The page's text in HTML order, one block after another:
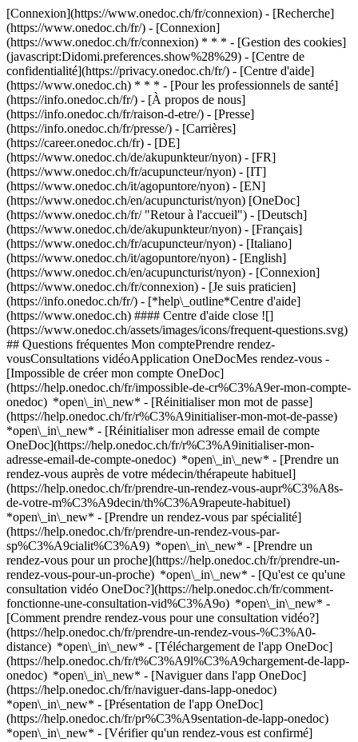
[Connexion](https://www.onedoc.ch/fr/connexion) - [Recherche]
(https://www.onedoc.ch/fr/) - [Connexion]
(https://www.onedoc.ch/fr/connexion) * * * - [Gestion des cookies]
(javascript:Didomi.preferences.show%28%29) - [Centre de
confidentialité](https://privacy.onedoc.ch/fr/) - [Centre d'aide]
(https://www.onedoc.ch) * * * - [Pour les professionnels de santé]
(https://info.onedoc.ch/fr/) - [À propos de nous]
(https://info.onedoc.ch/fr/raison-d-etre/) - [Presse]
(https://info.onedoc.ch/fr/presse/) - [Carrières]
(https://career.onedoc.ch/fr) - [DE]
(https://www.onedoc.ch/de/akupunkteur/nyon) - [FR]
(https://www.onedoc.ch/fr/acupuncteur/nyon) - [IT]
(https://www.onedoc.ch/it/agopuntore/nyon) - [EN]
(https://www.onedoc.ch/en/acupuncturist/nyon) [OneDoc]
(https://www.onedoc.ch/fr/ "Retour à l'accueil") - [Deutsch]
(https://www.onedoc.ch/de/akupunkteur/nyon) - [Français]
(https://www.onedoc.ch/fr/acupuncteur/nyon) - [Italiano]
(https://www.onedoc.ch/it/agopuntore/nyon) - [English]
(https://www.onedoc.ch/en/acupuncturist/nyon) - [Connexion]
(https://www.onedoc.ch/fr/connexion) - [Je suis praticien]
(https://info.onedoc.ch/fr/) - [*help\_outline*Centre d'aide]
(https://www.onedoc.ch) #### Centre d'aide close ![]
(https://www.onedoc.ch/assets/images/icons/frequent-questions.svg)
## Questions fréquentes Mon comptePrendre rendez-
vousConsultations vidéoApplication OneDocMes rendez-vous -
[Impossible de créer mon compte OneDoc]
(https://help.onedoc.ch/fr/impossible-de-cr%C3%A9er-mon-compte-
onedoc) *open\_in\_new* - [Réinitialiser mon mot de passe]
(https://help.onedoc.ch/fr/r%C3%A9initialiser-mon-mot-de-passe)
*open\_in\_new* - [Réinitialiser mon adresse email de compte
OneDoc](https://help.onedoc.ch/fr/r%C3%A9initialiser-mon-
adresse-email-de-compte-onedoc) *open\_in\_new* - [Prendre un
rendez-vous auprès de votre médecin/thérapeute habituel]
(https://help.onedoc.ch/fr/prendre-un-rendez-vous-aupr%C3%A8s-
de-votre-m%C3%A9decin/th%C3%A9rapeute-habituel)
*open\_in\_new* - [Prendre un rendez-vous par spécialité]
(https://help.onedoc.ch/fr/prendre-un-rendez-vous-par-
sp%C3%A9cialit%C3%A9) *open\_in\_new* - [Prendre un
rendez-vous pour un proche](https://help.onedoc.ch/fr/prendre-un-
rendez-vous-pour-un-proche) *open\_in\_new* - [Qu'est ce qu'une
consultation vidéo OneDoc?](https://help.onedoc.ch/fr/comment-
fonctionne-une-consultation-vid%C3%A9o) *open\_in\_new* -
[Comment prendre rendez-vous pour une consultation vidéo?]
(https://help.onedoc.ch/fr/prendre-un-rendez-vous-%C3%A0-
distance) *open\_in\_new* - [Téléchargement de l'app OneDoc]
(https://help.onedoc.ch/fr/t%C3%A9l%C3%A9chargement-de-lapp-
onedoc) *open\_in\_new* - [Naviguer dans l'app OneDoc]
(https://help.onedoc.ch/fr/naviguer-dans-lapp-onedoc)
*open\_in\_new* - [Présentation de l'app OneDoc]
(https://help.onedoc.ch/fr/pr%C3%A9sentation-de-lapp-onedoc)
*open\_in\_new* - [Vérifier qu'un rendez-vous est confirmé](https://help.onedoc.ch/fr/v%C3%A9rifier-quun-rendez-vous-est-confirm%C3%A9) *open\_in\_new* - [Annuler un rendez-vous pris en ligne sur OneDoc](https://help.onedoc.ch/fr/annuler-un-rendez-vous-pris-en-ligne-sur-onedoc) *open\_in\_new* - [Je ne reçois pas de confirmation de rendez-vous](https://help.onedoc.ch/fr/je-ne-re%C3%A7ois-pas-de-confirmation-de-rendez-vous) *open\_in\_new* [Voir tous nos articles *open\_in\_new*](https://help.onedoc.ch/fr/) close ## Modifier votre recherche ![Maison avec un signe plus annonçant qu’une consultation peut être effectuée sur place](https://www.onedoc.ch/assets/images/icons/on-site.svg) Sur place ![Caméra avec un symbole lecture annonçant qu’une consultation peut être effectuée à distance en vidéo](https://www.onedoc.ch/assets/images/icons/remote.svg) À distance Rechercher #### Spécialités #### Praticiens #### Établissements edit Acupuncteur à Nyon tune Filtrer par Nouveaux patients*keyboard\_arrow\_down* - Acceptés*check\_circle* Langue parlée*keyboard\_arrow\_down* - Allemand*check\_circle* - Anglais*check\_circle* - Arabe*check\_circle* - Chinois*check\_circle* - Croate*check\_circle* - Espagnol*check\_circle* - Français*check\_circle* - Hindi*check\_circle* - Italien*check\_circle* - Japonais*check\_circle* - Letton*check\_circle* - Persan*check\_circle* - Polonais*check\_circle* - Portugais*check\_circle* - Russe*check\_circle* - Serbe*check\_circle* - Slovaque*check\_circle* - Tchèque*check\_circle* - Turc*check\_circle* - Vietnamien*check\_circle* Sexe*keyboard\_arrow\_down* - Femme*check\_circle* - Homme*check\_circle* Réseau*keyboard\_arrow\_down* - ASCA*check\_circle* - RME*check\_circle* - REMED*check\_circle* - NVS*check\_circle* - Medbase*check\_circle* - APTN*check\_circle* - Magellan*check\_circle* - Réseau Delta*check\_circle* Disponibilité*keyboard\_arrow\_down* - Disponible aujourdhui*check\_circle* - Dans les 3 prochains jours*check\_circle* - Dans les 7 prochains jours*check\_circle* - Dans les 14 prochains jours*check\_circle* # Acupuncture à Nyon: prenez rendez-vous en ligne aujourd'hui ## 7 résultats à Nyon [![Mme Sarah Candaux, acupunctrice à Nyon](https://assets.onedoc.ch/images/users/56589a6ed1fcbf619ca1a94e5c6695aa3c43f595a3fe124a95246f869d23ec2a-small.jpg "Mme Sarah Candaux, acupunctrice à Nyon")](https://www.onedoc.ch/fr/acupunctrice/nyon/pcwr3/sarah-candaux) ### [Mme Sarah Candaux](https://www.onedoc.ch/fr/acupunctrice/nyon/pcwr3/sarah-candaux) ![Badge indiquant un profil vérifié](https://www.onedoc.ch/assets/images/icons/checkmark.svg) Acupunctrice Sarah Candaux, Thérapeute en médecine chinoise Avenue Alfred Cortot 7F 1260 Nyon ![Mme Sarah Candaux est affiliée au réseau ASCA](https://assets.onedoc.ch/images/networks/logos/496d325fd4282f2f0a46197dd629fd16fcd2d324839e441a2a65aaa74df08a15-small.png)![Mme Sarah Candaux est affiliée au réseau RME](https://assets.onedoc.ch/images/networks/logos/a202aabd14cdddb5ff03205af2481fb805645ff903773c55a6c572d22f23762e-small.png) ![Icône patient avec un signe plus annonçant que le professionnel accepte de nouveaux patients](https://www.onedoc.ch/assets/images/icons/new-patients.svg)Accepte les nouveaux patients [Réserver un RDV](https://www.onedoc.ch/fr/acupunctrice/nyon/pcwr3/sarah-candaux) *chevron\_left* lun. 03 août *chevron\_right* Voir plus de rendez-vous *error\_outline* Une erreur s'est produite lors du chargement des disponibilités [Réessayer](https://www.onedoc.ch) [![Mme Julie Trinh, acupunctrice à Nyon](https://assets.onedoc.ch/images/users/bb15f50768e62889d37f30eeb57b9e32066b47061c34691ab64404965df9e82e-small.jpg "Mme Julie Trinh, acupunctrice à Nyon")](https://www.onedoc.ch/fr/acupunctrice/nyon/pysf/julie-trinh) ### [Mme Julie Trinh](https://www.onedoc.ch/fr/acupunctrice/nyon/pysf/julie-trinh) ![Badge indiquant un profil vérifié](https://www.onedoc.ch/assets/images/icons/checkmark.svg) Acupunctrice Cabinet AcuCare de Julie Trinh Route de Divonne 44 1260 Nyon ![Mme Julie Trinh est affiliée au réseau ASCA](https://assets.onedoc.ch/images/networks/logos/496d325fd4282f2f0a46197dd629fd16fcd2d324839e441a2a65aaa74df08a15-small.png)![Mme Julie Trinh est affiliée au réseau RME](https://assets.onedoc.ch/images/networks/logos/a202aabd14cdddb5ff03205af2481fb805645ff903773c55a6c572d22f23762e-small.png)![Mme Julie Trinh est affiliée au réseau APTN](https://assets.onedoc.ch/images/networks/logos/acc17c8b8dc440ad01d2aa3030ef85b08b0379c84d0e86cfe5402c471516a0c9-small.png) ![Icône patient avec un signe plus annonçant que le professionnel accepte de nouveaux patients](https://www.onedoc.ch/assets/images/icons/new-patients.svg)Accepte les nouveaux patients [Réserver un RDV](https://www.onedoc.ch/fr/acupunctrice/nyon/pysf/julie-trinh) *chevron\_left* lun. 03 août *chevron\_right* Voir plus de rendez-vous *error\_outline* Une erreur s'est produite lors du chargement des disponibilités [Réessayer](https://www.onedoc.ch) [![M. Yogeet Kapoor, naturopathe en médecine Ayurvédique à Nyon](https://assets.onedoc.ch/images/users/f48adb625174b669d17cd85b066eaa12b2ebe524aa610a5cf8089cee4dd12374-small.jpg "M. Yogeet Kapoor, naturopathe en médecine Ayurvédique à Nyon")](https://www.onedoc.ch/fr/naturopathe-en-medecine-ayurvedique/nyon/pcjkd/yogeet-kapoor) ### [M. Yogeet Kapoor](https://www.onedoc.ch/fr/naturopathe-en-medecine-ayurvedique/nyon/pcjkd/yogeet-kapoor) ![Badge indiquant un profil vérifié](https://www.onedoc.ch/assets/images/icons/checkmark.svg) [Naturopathe en médecine Ayurvédique](https://www.onedoc.ch/fr/naturopathe-en-medecine-ayurvedique/nyon), Acupuncteur [Cabinet de thérapies L'essencce](https://www.onedoc.ch/fr/cabinet-de-groupe/nyon/e6by/cabinet-de-therapies-l-essencce) Rue Juste Olivier 1 1260 Nyon ![M. Yogeet Kapoor est affilié au réseau ASCA](https://assets.onedoc.ch/images/networks/logos/496d325fd4282f2f0a46197dd629fd16fcd2d324839e441a2a65aaa74df08a15-small.png)![M. Yogeet Kapoor est affilié au réseau RME](https://assets.onedoc.ch/images/networks/logos/a202aabd14cdddb5ff03205af2481fb805645ff903773c55a6c572d22f23762e-small.png) ![Icône patient avec un signe plus annonçant que le professionnel accepte de nouveaux patients](https://www.onedoc.ch/assets/images/icons/new-patients.svg)Accepte les nouveaux patients [Réserver un RDV](https://www.onedoc.ch/fr/naturopathe-en-medecine-ayurvedique/nyon/pcjkd/yogeet-kapoor) *chevron\_left* lun. 03 août *chevron\_right* Voir plus de rendez-vous *error\_outline* Une erreur s'est produite lors du chargement des disponibilités [Réessayer](https://www.onedoc.ch) [![M. Matthew Epps, naturopathe MTC DF à Nyon](https://assets.onedoc.ch/images/users/29baf96b9a445b8d10dbec985dc609cd0952e33b45c54d90d6ebdb46a8e1c85f-small.jpg "M. Matthew Epps, naturopathe MTC DF à Nyon")](https://www.onedoc.ch/fr/naturopathe-mtc-df/nyon/pcpza/matthew-epps) ### [M. Matthew Epps](https://www.onedoc.ch/fr/naturopathe-mtc-df/nyon/pcpza/matthew-epps) ![Badge indiquant un profil vérifié](https://www.onedoc.ch/assets/images/icons/checkmark.svg) [Naturopathe MTC DF](https://www.onedoc.ch/fr/naturopathe-mtc-df/nyon), Acupuncteur [L'Etoile, Espace Thérapeutique](https://www.onedoc.ch/fr/cabinet-medical/nyon/e9me/l-etoile-espace-therapeutique) Rue de la Gare 11 1260 Nyon ![M. Matthew Epps est affilié au réseau ASCA](https://assets.onedoc.ch/images/networks/logos/496d325fd4282f2f0a46197dd629fd16fcd2d324839e441a2a65aaa74df08a15-small.png)![M. Matthew Epps est affilié au réseau RME](https://assets.onedoc.ch/images/networks/logos/a202aabd14cdddb5ff03205af2481fb805645ff903773c55a6c572d22f23762e-small.png) ![Icône patient avec un signe plus annonçant que le professionnel accepte de nouveaux patients](https://www.onedoc.ch/assets/images/icons/new-patients.svg)Accepte les nouveaux patients [Réserver un RDV](https://www.onedoc.ch/fr/naturopathe-mtc-df/nyon/pcpza/matthew-epps) [![Dr. Didier Jolivet, acupuncteur à Nyon](https://assets.onedoc.ch/images/users/f0d048f0ed78c0c609780d742a13a8799e0ec7dc78fd7217df87115eff4a7300-small.png "Dr. Didier Jolivet, acupuncteur à Nyon")](https://www.onedoc.ch/fr/acupuncteur/nyon/pc271/dr-didier-jolivet) ### [Dr. Didier Jolivet](https://www.onedoc.ch/fr/acupuncteur/nyon/pc271/dr-didier-jolivet) ![Badge indiquant un profil vérifié](https://www.onedoc.ch/assets/images/icons/checkmark.svg) Acupuncteur [À domicile Nyon et environs](https://www.onedoc.ch/fr/cabinet-paramedical/nyon/ebe1p/a-domicile-nyon-et-environs) À votre domicile 1260 Nyon ![Dr. Didier Jolivet est affilié au réseau ASCA](https://assets.onedoc.ch/images/networks/logos/496d325fd4282f2f0a46197dd629fd16fcd2d324839e441a2a65aaa74df08a15-small.png)![Dr. Didier Jolivet est affilié au réseau RME](https://assets.onedoc.ch/images/networks/logos/a202aabd14cdddb5ff03205af2481fb805645ff903773c55a6c572d22f23762e-small.png) ![Icône patient avec un signe plus annonçant que le professionnel accepte de nouveaux patients](https://www.onedoc.ch/assets/images/icons/new-patients.svg)Accepte les nouveaux patients [Réserver un RDV](https://www.onedoc.ch/fr/acupuncteur/nyon/pc271/dr-didier-jolivet) [![Mme Alexia Seguy, acupunctrice à Nyon](https://assets.onedoc.ch/images/users/a544c6f14c9e20b49ba94912e269686205d998c1b339ef25339c5315932128bf-small.jpg "Mme Alexia Seguy, acupunctrice à Nyon")](https://www.onedoc.ch/fr/acupunctrice/nyon/pb430/alexia-seguy) ### [Mme Alexia Seguy](https://www.onedoc.ch/fr/acupunctrice/nyon/pb430/alexia-seguy) ![Badge indiquant un profil vérifié](https://www.onedoc.ch/assets/images/icons/checkmark.svg) Acupunctrice Cabinet d'acupuncture Avenue Alfred Cortot 7F 1260 Nyon ![Mme Alexia Seguy est affiliée au réseau ASCA](https://assets.onedoc.ch/images/networks/logos/496d325fd4282f2f0a46197dd629fd16fcd2d324839e441a2a65aaa74df08a15-small.png)![Mme Alexia Seguy est affiliée au réseau RME](https://assets.onedoc.ch/images/networks/logos/a202aabd14cdddb5ff03205af2481fb